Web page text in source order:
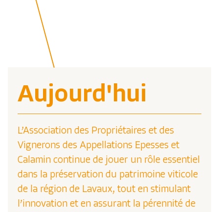
Aujourd'hui
L’Association des Propriétaires et des
Vignerons des Appellations Epesses et
Calamin continue de jouer un rôle essentiel
dans la préservation du patrimoine viticole
de la région de Lavaux, tout en stimulant
l’innovation et en assurant la pérennité de